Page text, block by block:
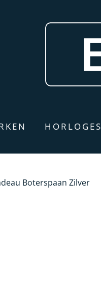
HORLOGES
Boterspaan Zilver